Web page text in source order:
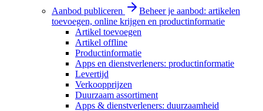
Aanbod publiceren
Beheer je aanbod: artikelen
toevoegen, online krijgen en productinformatie
Artikel toevoegen
Artikel offline
Productinformatie
Apps en dienstverleners: productinformatie
Levertijd
Verkoopprijzen
Duurzaam assortiment
Apps & dienstverleners: duurzaamheid